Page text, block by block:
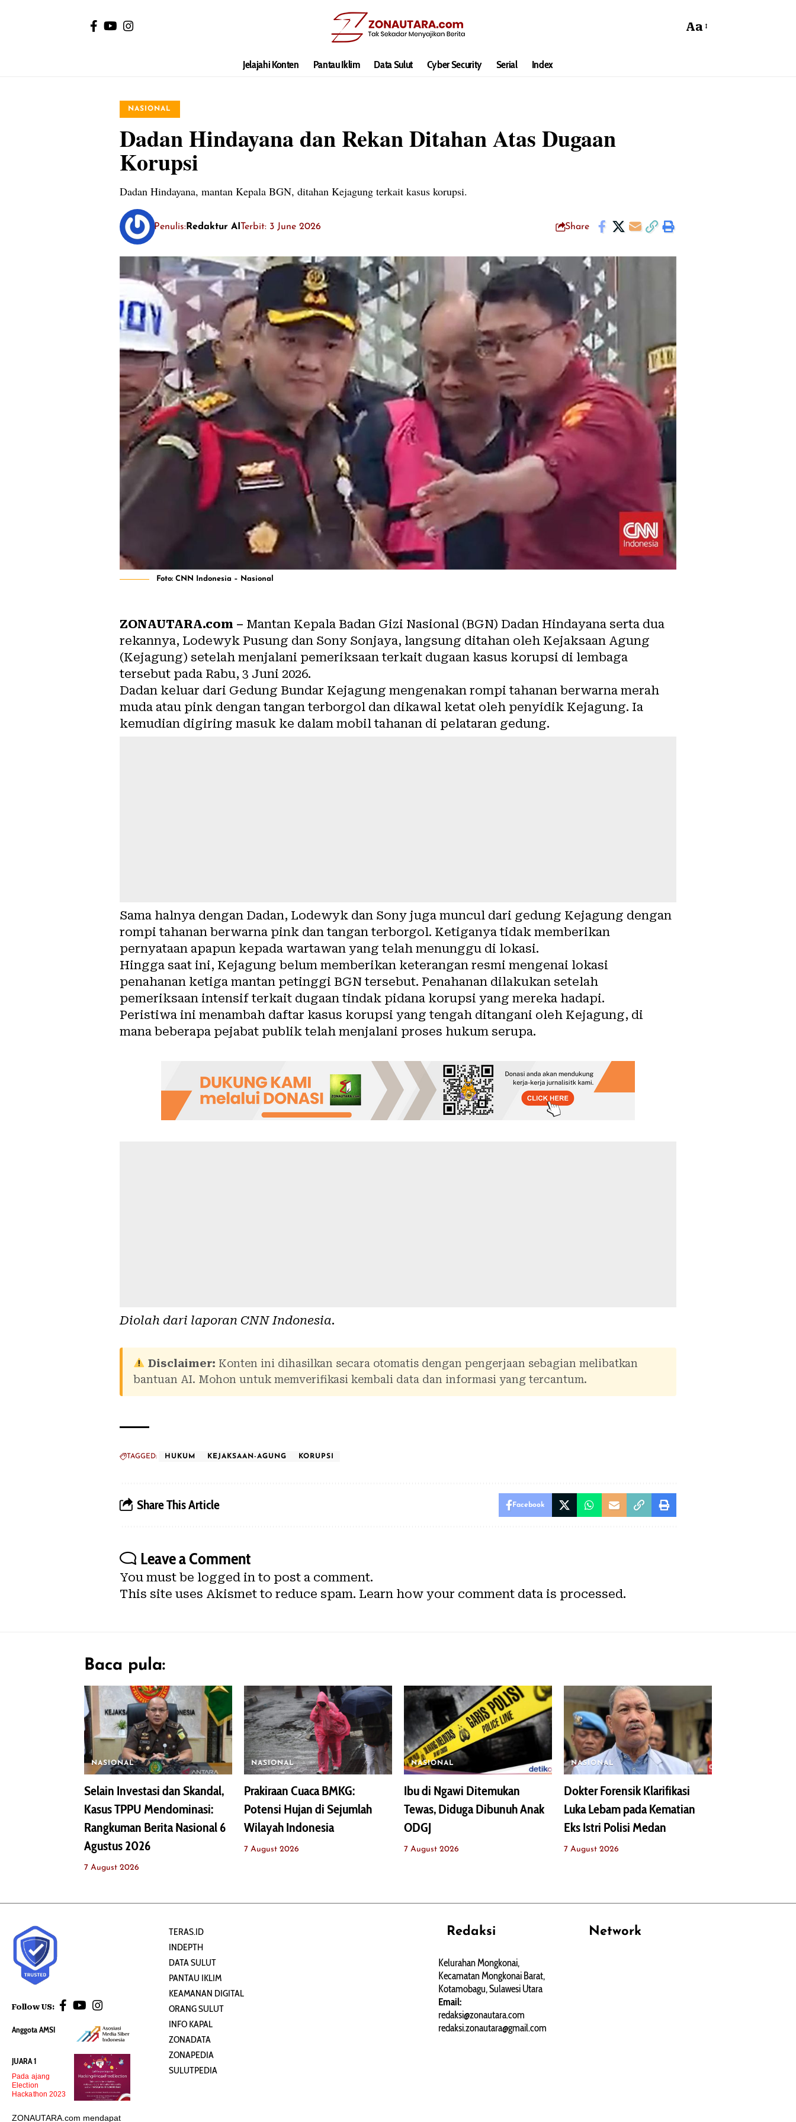
Aa
Jelajahi Konten Pantau Iklim Data Sulut Cyber Security Serial Index
NASIONAL
Dadan Hindayana dan Rekan Ditahan Atas Dugaan
Korupsi
Dadan Hindayana, mantan Kepala BGN, ditahan Kejagung terkait kasus korupsi.
Penulis:Redaktur AI Terbit: 3 June 2026 Share
Foto: CNN Indonesia – Nasional
ZONAUTARA.com – Mantan Kepala Badan Gizi Nasional (BGN) Dadan Hindayana serta dua
rekannya, Lodewyk Pusung dan Sony Sonjaya, langsung ditahan oleh Kejaksaan Agung
(Kejagung) setelah menjalani pemeriksaan terkait dugaan kasus korupsi di lembaga
tersebut pada Rabu, 3 Juni 2026.
Dadan keluar dari Gedung Bundar Kejagung mengenakan rompi tahanan berwarna merah
muda atau pink dengan tangan terborgol dan dikawal ketat oleh penyidik Kejagung. Ia
kemudian digiring masuk ke dalam mobil tahanan di pelataran gedung.
Sama halnya dengan Dadan, Lodewyk dan Sony juga muncul dari gedung Kejagung dengan
rompi tahanan berwarna pink dan tangan terborgol. Ketiganya tidak memberikan
pernyataan apapun kepada wartawan yang telah menunggu di lokasi.
Hingga saat ini, Kejagung belum memberikan keterangan resmi mengenai lokasi
penahanan ketiga mantan petinggi BGN tersebut. Penahanan dilakukan setelah
pemeriksaan intensif terkait dugaan tindak pidana korupsi yang mereka hadapi.
Peristiwa ini menambah daftar kasus korupsi yang tengah ditangani oleh Kejagung, di
mana beberapa pejabat publik telah menjalani proses hukum serupa.
Diolah dari laporan CNN Indonesia.
Disclaimer: Konten ini dihasilkan secara otomatis dengan pengerjaan sebagian melibatkan
bantuan AI. Mohon untuk memverifikasi kembali data dan informasi yang tercantum.
TAGGED: HUKUM KEJAKSAAN-AGUNG KORUPSI
Share This Article Facebook
Leave a Comment
You must be logged in to post a comment.
This site uses Akismet to reduce spam. Learn how your comment data is processed.
Baca pula:
NASIONAL
Selain Investasi dan Skandal,
Kasus TPPU Mendominasi:
Rangkuman Berita Nasional 6
Agustus 2026
7 August 2026
NASIONAL
Prakiraan Cuaca BMKG:
Potensi Hujan di Sejumlah
Wilayah Indonesia
7 August 2026
NASIONAL
Ibu di Ngawi Ditemukan
Tewas, Diduga Dibunuh Anak
ODGJ
7 August 2026
NASIONAL
Dokter Forensik Klarifikasi
Luka Lebam pada Kematian
Eks Istri Polisi Medan
7 August 2026
Follow US:
Anggota AMSI
JUARA 1
Pada ajang
Election
Hackathon 2023
ZONAUTARA.com mendapat
TERAS.ID
INDEPTH
DATA SULUT
PANTAU IKLIM
KEAMANAN DIGITAL
ORANG SULUT
INFO KAPAL
ZONADATA
ZONAPEDIA
SULUTPEDIA
Redaksi
Kelurahan Mongkonai,
Kecamatan Mongkonai Barat,
Kotamobagu, Sulawesi Utara
Email:
redaksi@zonautara.com
redaksi.zonautara@gmail.com
Network